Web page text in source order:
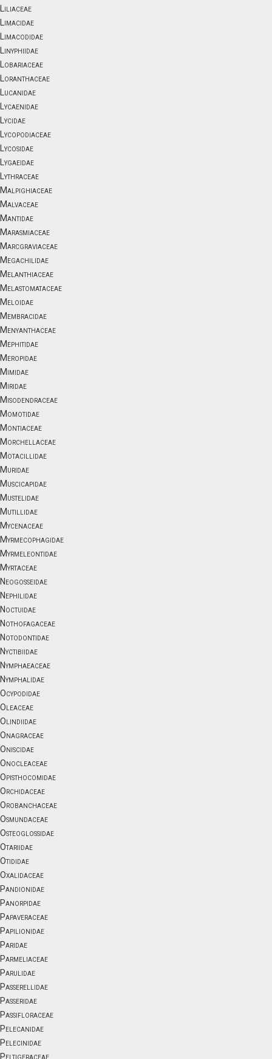
Liliaceae
Limacidae
Limacodidae
Linyphiidae
Lobariaceae
Loranthaceae
Lucanidae
Lycaenidae
Lycidae
Lycopodiaceae
Lycosidae
Lygaeidae
Lythraceae
Malpighiaceae
Malvaceae
Mantidae
Marasmiaceae
Marcgraviaceae
Megachilidae
Melanthiaceae
Melastomataceae
Meloidae
Membracidae
Menyanthaceae
Mephitidae
Meropidae
Mimidae
Miridae
Misodendraceae
Momotidae
Montiaceae
Morchellaceae
Motacillidae
Muridae
Muscicapidae
Mustelidae
Mutillidae
Mycenaceae
Myrmecophagidae
Myrmeleontidae
Myrtaceae
Neogosseidae
Nephilidae
Noctuidae
Nothofagaceae
Notodontidae
Nyctibiidae
Nymphaeaceae
Nymphalidae
Ocypodidae
Oleaceae
Olindiidae
Onagraceae
Oniscidae
Onocleaceae
Opisthocomidae
Orchidaceae
Orobanchaceae
Osmundaceae
Osteoglossidae
Otariidae
Otididae
Oxalidaceae
Pandionidae
Panorpidae
Papaveraceae
Papilionidae
Paridae
Parmeliaceae
Parulidae
Passerellidae
Passeridae
Passifloraceae
Pelecanidae
Pelecinidae
Peltigeraceae